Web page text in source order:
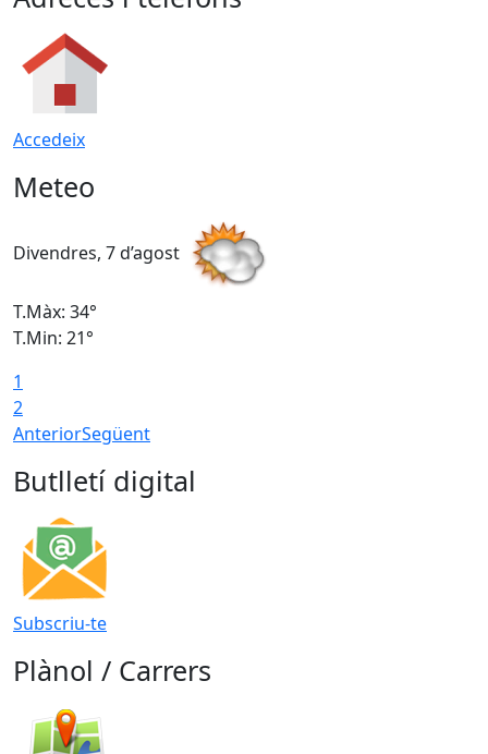
Accedeix
Meteo
Divendres, 7 d’agost
T.Màx: 34°
T.Min: 21°
1
2
AnteriorSegüent
Butlletí digital
Subscriu-te
Plànol / Carrers